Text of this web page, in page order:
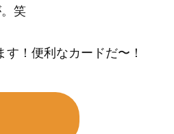
笑
！便利なカードだ〜！